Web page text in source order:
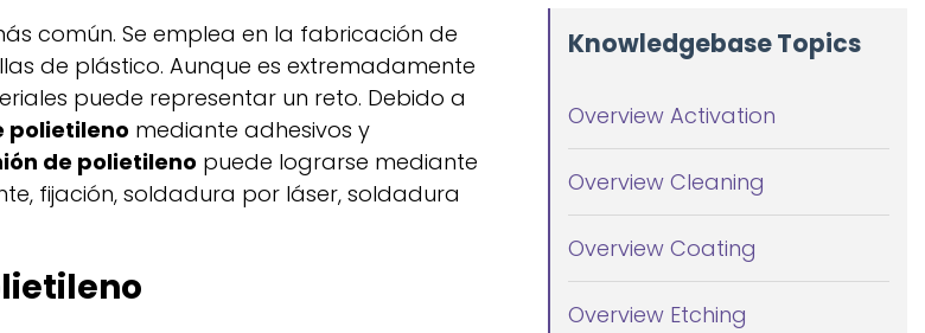
común. Se emplea en la fabricación de
de plástico. Aunque es extremadamente
puede representar un reto. Debido a
polietileno mediante adhesivos y
de polietileno puede lograrse mediante
fijación, soldadura por láser, soldadura
Knowledgebase Topics
Overview Activation
Overview Cleaning
Overview Coating
Overview Etching